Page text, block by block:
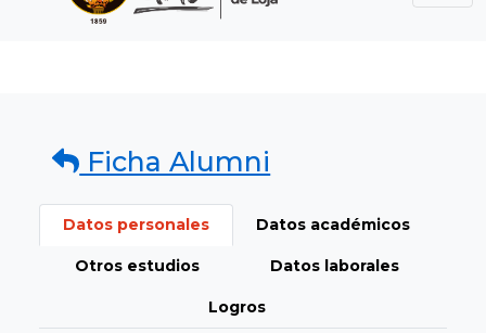
Ficha Alumni
Datos personales Datos académicos
Otros estudios Datos laborales
Logros